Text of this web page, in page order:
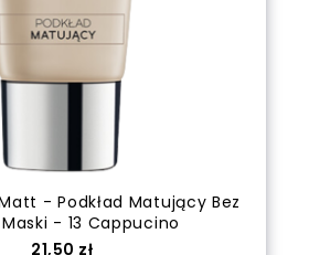
Matt - Podkład Matujący Bez
- 13 Cappucino
Cena
21,50 zł